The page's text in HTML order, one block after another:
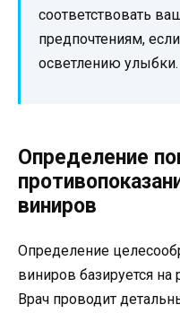
соответствовать
предпочтениям,
осветлению улыбки.
Определение
виниров
Определение
виниров базируется
Врач проводит